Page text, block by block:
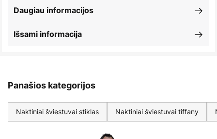
Išsami informacija
Daugiau informacijos
Panašios kategorijos
Naktiniai šviestuvai stiklas Naktiniai šviestuvai tiffany